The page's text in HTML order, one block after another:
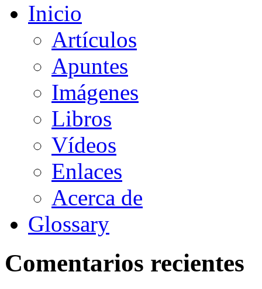
Inicio
Artículos
Apuntes
Imágenes
Libros
Vídeos
Enlaces
Acerca de
Glossary
Comentarios recientes